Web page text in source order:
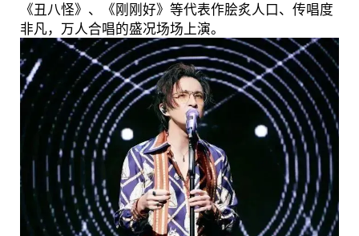
《丑八怪》、《刚刚好》等代表作脍炙人口、传唱度
非凡，万人合唱的盛况场场上演。